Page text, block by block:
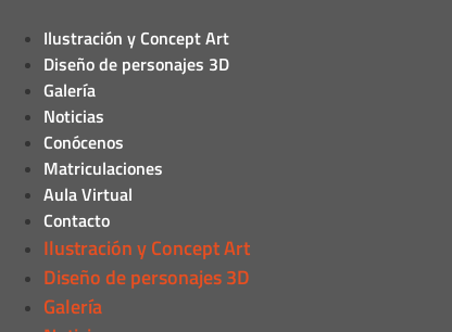
Ilustración y Concept Art
Diseño de personajes 3D
Galería
Noticias
Conócenos
Matriculaciones
Aula Virtual
Contacto
Ilustración y Concept Art
Diseño de personajes 3D
Galería